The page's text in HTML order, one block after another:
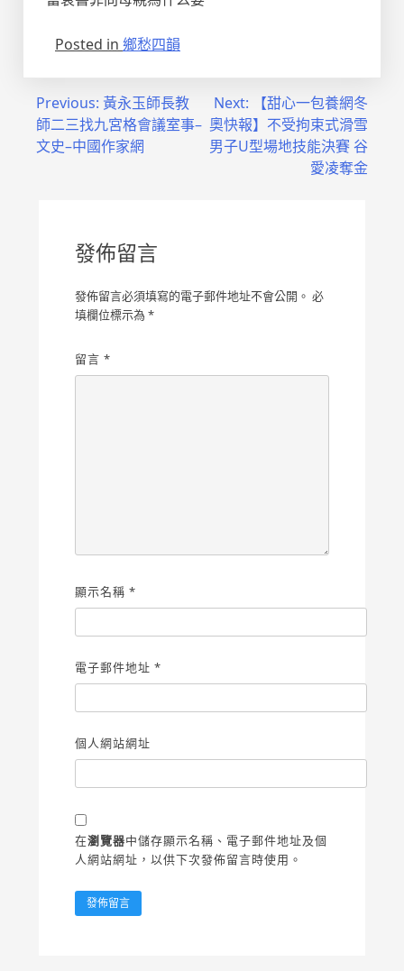
Posted in 鄉愁四韻
Previous: 黃永玉師長教
師二三找九宮格會議室事–
文史–中國作家網
Next:
【甜心一包養網冬
奧快報】不受拘束式滑雪
男子U型場地技能決賽 谷
愛凌奪金
發佈留言
發佈留言必須填寫的電子郵件地址不會公開。 必
填欄位標示為 *
留言 *
顯示名稱 *
電子郵件地址 *
個人網站網址
在瀏覽器中儲存顯示名稱、電子郵件地址及個
人網站網址，以供下次發佈留言時使用。